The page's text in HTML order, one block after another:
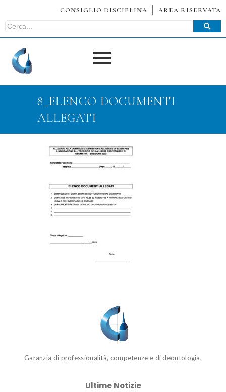
CONSIGLIO DISCIPLINA AREA RISERVATA
8_ELENCO DOCUMENTI
ALLEGATI
Garanzia di professionalità, competenze e di deontologia.
Ultime Notizie